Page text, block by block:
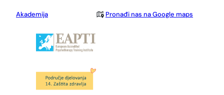
Akademija Pronađi nas na Google maps